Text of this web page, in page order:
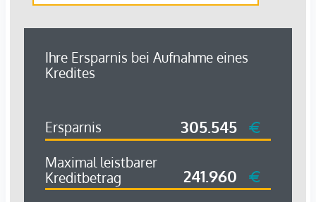
Arzt <500m
Apotheke <500m
Krankenhaus <1.000m
Kindergarten <500m
Höhere Schule <500m